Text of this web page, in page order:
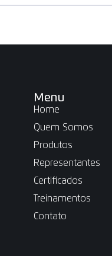
Menu
Home
Quem Somos
Produtos
Representantes
Certificados
Treinamentos
Contato